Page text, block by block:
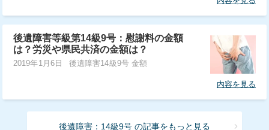
後遺障害等級第14級9号：慰謝料の金額
は？労災や県民共済の金額は？
2019年1月6日 後遺障害14級9号 金額
内容を見る
後遺障害：14級9号 の記事をもっと見る